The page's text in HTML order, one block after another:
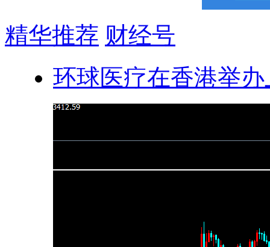
精华推荐 财经号
环球医疗在香港举